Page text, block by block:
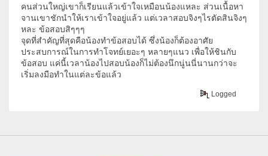
คนส่วนใหญ่เขาก็เรียนแล้วเข้าใจเหมือนน้องแหละ ส่วนเนื้อหา
จานเขาชักนำให้เราเข้าใจอยู่แล้ว แต่เวลาสอบจิงๆไรตัดสินจิงๆ
หละ ข้อสอบสิๆๆๆ
จุดที่สำคัญที่สุดคือน้องทำข้อสอบได้ ซึ่งน้องก็ต้องอาศัย
ประสบการณ์ในการทำโจทย์เยอะๆ หลายๆแนว เพื่อให้ชินกับ
ข้อสอบ แค่นี้เวลาน้องไปสอบน้องก็ไม่ต้องนึกนู่นนี่นานกว่าจะ
เริ่มลงมือทำในแต่ละข้อแล้ว
Logged